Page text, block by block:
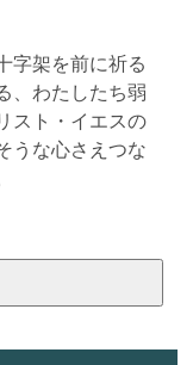
字架を前に祈る
、わたしたち弱
スト・イエスの
うな心さえつな